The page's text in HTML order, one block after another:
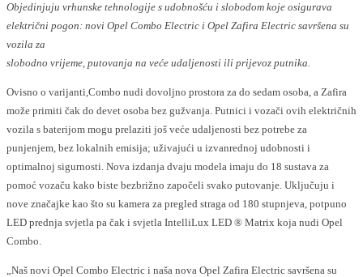
Objedinjuju vrhunske tehnologije s udobnošću i slobodom koje osigurava
električni pogon: novi Opel Combo Electric i Opel Zafira Electric savršena su
vozila za
slobodno vrijeme, putovanja na veće udaljenosti ili prijevoz putnika.
Ovisno o varijanti,Combo nudi dovoljno prostora za do sedam osoba, a Zafira
može primiti čak do devet osoba bez gužvanja. Putnici i vozači ovih električnih
vozila s baterijom mogu prelaziti još veće udaljenosti bez potrebe za
punjenjem, bez lokalnih emisija; uživajući u izvanrednoj udobnosti i
optimalnoj sigurnosti. Nova izdanja dvaju modela imaju do 18 sustava za
pomoć vozaču kako biste bezbrižno započeli svako putovanje. Uključuju i
nove značajke kao što su kamera za pregled straga od 180 stupnjeva, potpuno
LED prednja svjetla pa čak i svjetla IntelliLux LED ® Matrix koja nudi Opel
Combo.
„Naš novi Opel Combo Electric i naša nova Opel Zafira Electric savršena su